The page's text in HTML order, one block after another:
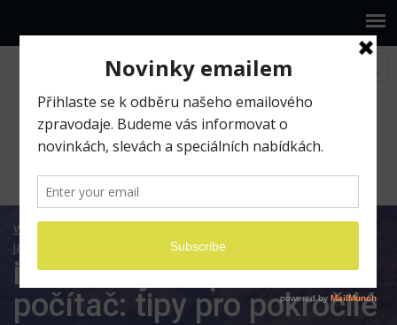
www.ilumio.cz
iPad Pro
jako primární počítač: tipy pro pokročilé
iPad Pro jako primární
počítač: tipy pro pokročilé